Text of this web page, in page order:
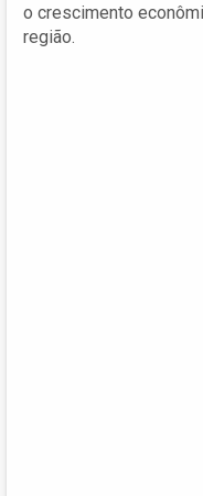
o crescimento
região.